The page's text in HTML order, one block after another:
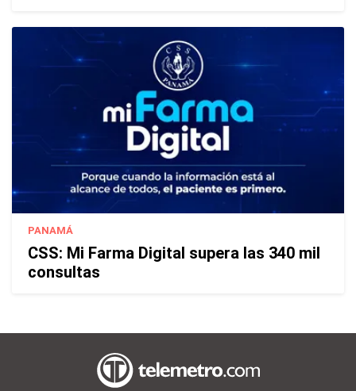
PANAMÁ
CSS: Mi Farma Digital supera las 340 mil
consultas